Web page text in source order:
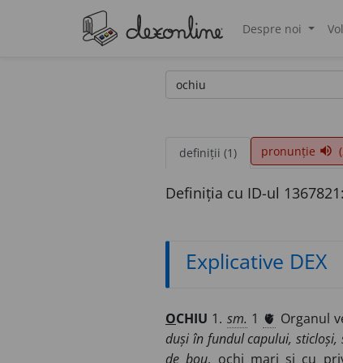
Despre noi
definiții (1) pronunție volume_up
Definiția cu ID-ul 1367821:
Explicative DEX
OCHIU 1. sm. 1 🫀 Organul
duși în fundul capului,
de bou, ochi mari și cu